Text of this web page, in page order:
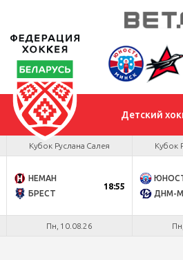
Детский
Кубок Руслана Салея
НЕМАН
БРЕСТ
18:55
Пн, 10.08.26
Кубок